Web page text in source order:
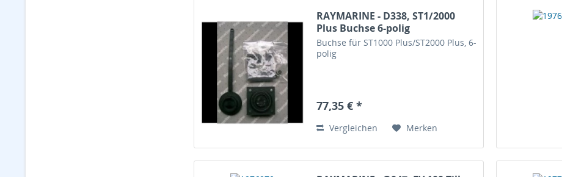
RAYMARINE - D338, ST1/2000
Plus Buchse 6-polig
Buchse für ST1000 Plus/ST2000 Plus, 6-
polig
77,35 € *
Vergleichen Merken